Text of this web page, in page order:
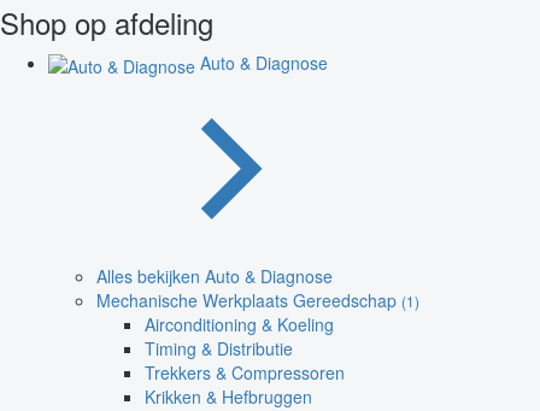
Shop op afdeling
Auto & Diagnose
Alles bekijken Auto & Diagnose
Mechanische Werkplaats Gereedschap (1)
Airconditioning & Koeling
Timing & Distributie
Trekkers & Compressoren
Krikken & Hefbruggen